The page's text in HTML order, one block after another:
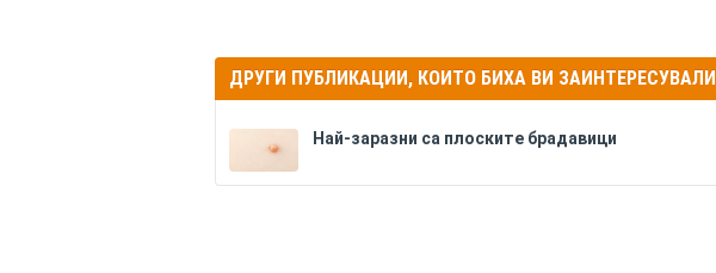
ДРУГИ ПУБЛИКАЦИИ, КОИТО БИХА ВИ ЗАИНТЕРЕСУВАЛИ
Най-заразни са плоските брадавици